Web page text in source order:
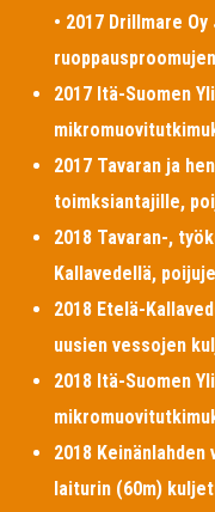
• 2017 Drillmare
2017 Itä-Suomen
2017 Tavaran ja
toimksiantajille,
2018 Tavaran-,
Kallavedellä,
2018 Etelä-
uusien vessojen
2018 Itä-Suomen
2018
laiturin (60m)